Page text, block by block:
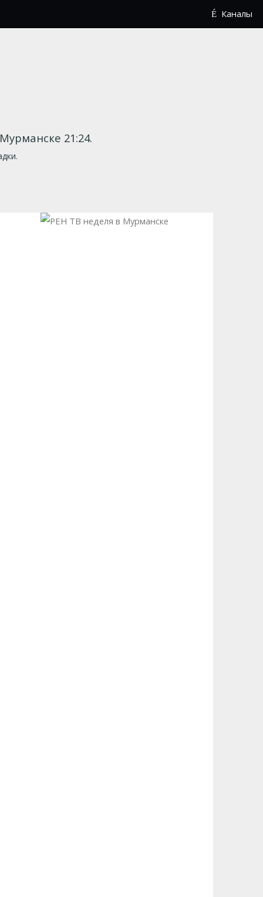
Каналы
21:24.